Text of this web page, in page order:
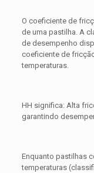
O coeficiente de
de uma pastilha. A
de desempenho
coeficiente de
temperaturas.
HH significa: Alta
garantindo
Enquanto pastilhas
temperaturas